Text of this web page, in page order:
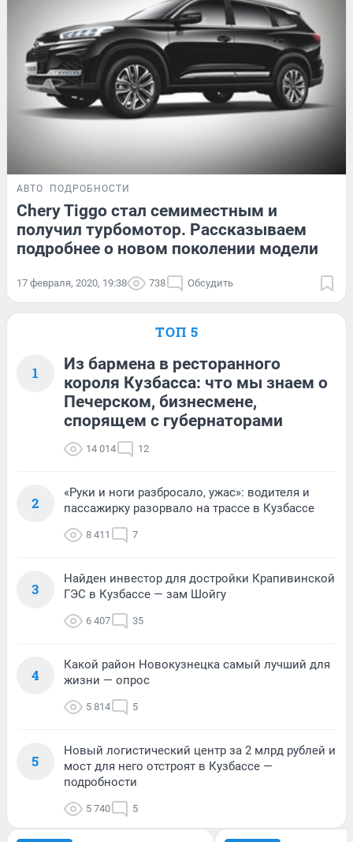
АВТО ПОДРОБНОСТИ
Chery Tiggo стал семиместным и
получил турбомотор. Рассказываем
подробнее о новом поколении модели
17 февраля, 2020, 19:38 738 Обсудить
ТОП 5
1
Из бармена в ресторанного
короля Кузбасса: что мы знаем о
Печерском, бизнесмене,
спорящем с губернаторами
14 014 12
2
«Руки и ноги разбросало, ужас»: водителя и
пассажирку разорвало на трассе в Кузбассе
8 411 7
3
Найден инвестор для достройки Крапивинской
ГЭС в Кузбассе — зам Шойгу
6 407 35
4
Какой район Новокузнецка самый лучший для
жизни — опрос
5 814 5
5
Новый логистический центр за 2 млрд рублей и
мост для него отстроят в Кузбассе —
подробности
5 740 5